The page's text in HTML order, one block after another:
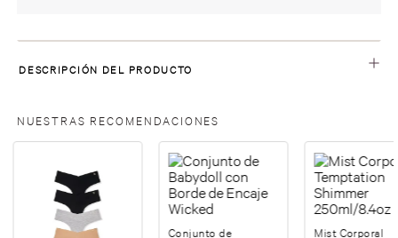
DESCRIPCIÓN DEL PRODUCTO
NUESTRAS RECOMENDACIONES
Conjunto de
Mist Corporal